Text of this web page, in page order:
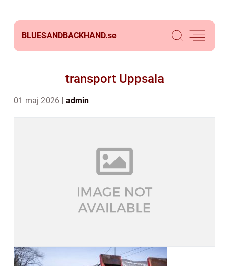
BLUESANDBACKHAND.se
transport Uppsala
01 maj 2026 admin